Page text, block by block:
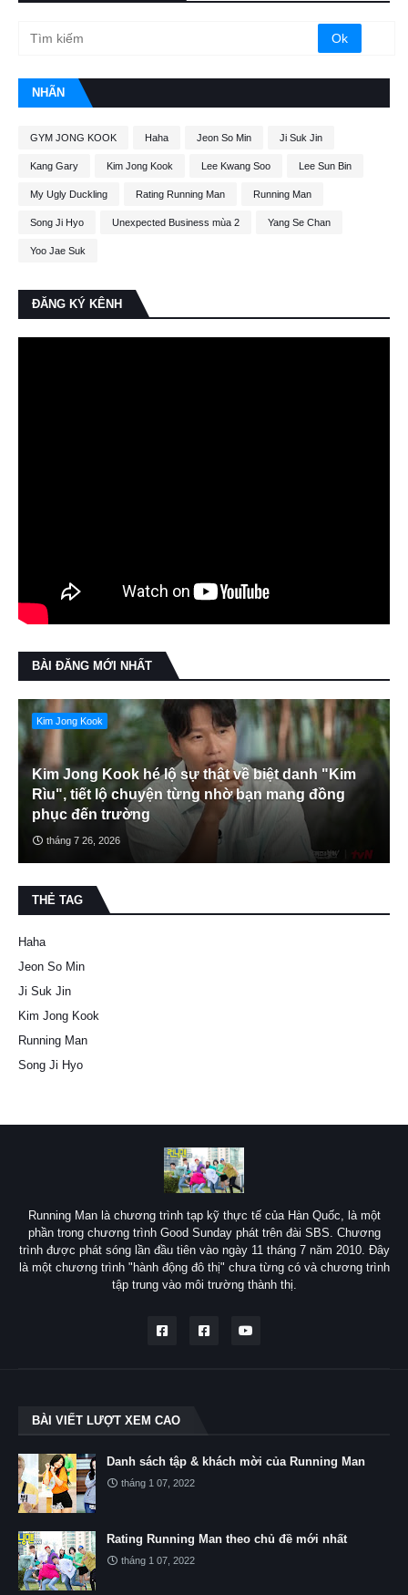
NHÃN
GYM JONG KOOK Haha Jeon So Min Ji Suk Jin
Kang Gary Kim Jong Kook Lee Kwang Soo Lee Sun Bin
My Ugly Duckling Rating Running Man Running Man
Song Ji Hyo Unexpected Business mùa 2 Yang Se Chan
Yoo Jae Suk
ĐĂNG KÝ KÊNH
BÀI ĐĂNG MỚI NHẤT
Kim Jong Kook
Kim Jong Kook hé lộ sự thật về biệt danh "Kim
Rìu", tiết lộ chuyện từng nhờ bạn mang đồng
phục đến trường
tháng 7 26, 2026
THẺ TAG
Haha
Jeon So Min
Ji Suk Jin
Kim Jong Kook
Running Man
Song Ji Hyo
Running Man là chương trình tạp kỹ thực tế của Hàn Quốc, là một
phần trong chương trình Good Sunday phát trên đài SBS. Chương
trình được phát sóng lần đầu tiên vào ngày 11 tháng 7 năm 2010. Đây
là một chương trình "hành động đô thị" chưa từng có và chương trình
tập trung vào môi trường thành thị.
BÀI VIẾT LƯỢT XEM CAO
Danh sách tập & khách mời của Running Man
tháng 1 07, 2022
Rating Running Man theo chủ đề mới nhất
tháng 1 07, 2022